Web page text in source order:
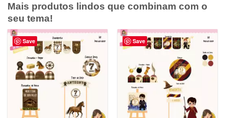
Mais produtos lindos que combinam com o
seu tema!
Save Save